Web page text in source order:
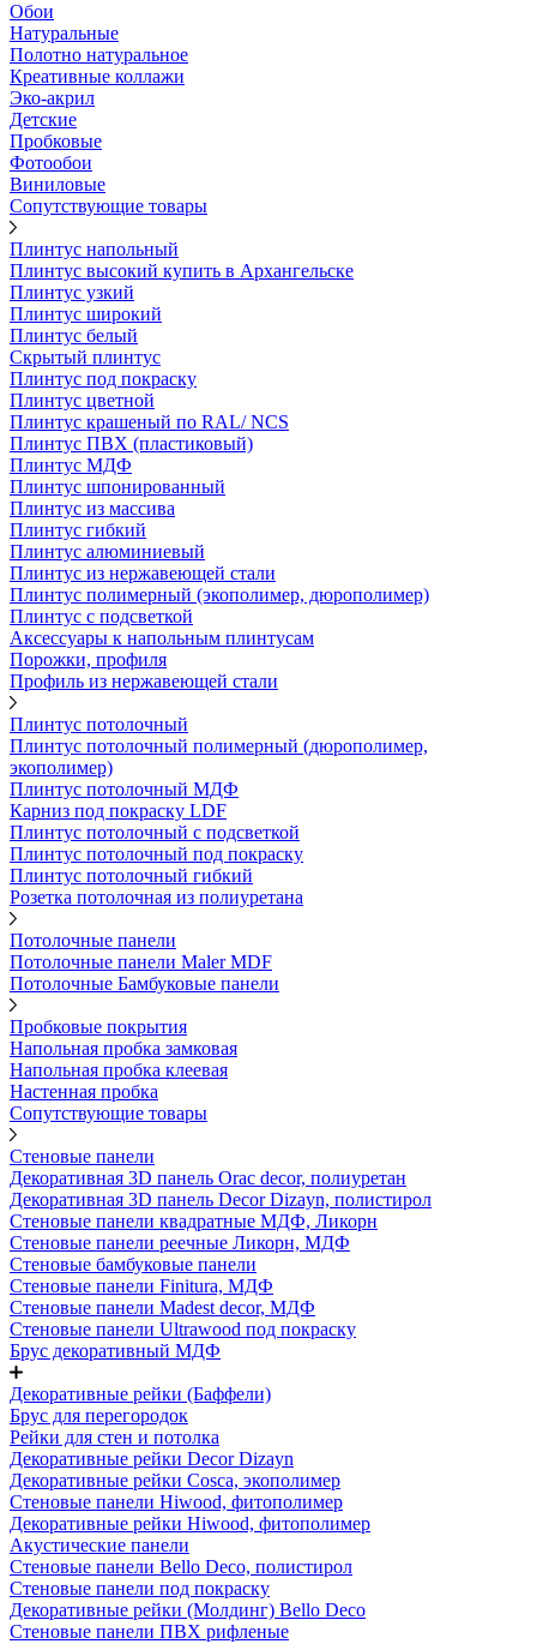
Обои
Натуральные
Полотно натуральное
Креативные коллажи
Эко-акрил
Детские
Пробковые
Фотообои
Виниловые
Сопутствующие товары
Плинтус напольный
Плинтус высокий купить в Архангельске
Плинтус узкий
Плинтус широкий
Плинтус белый
Скрытый плинтус
Плинтус под покраску
Плинтус цветной
Плинтус крашеный по RAL/ NCS
Плинтус ПВХ (пластиковый)
Плинтус МДФ
Плинтус шпонированный
Плинтус из массива
Плинтус гибкий
Плинтус алюминиевый
Плинтус из нержавеющей стали
Плинтус полимерный (экополимер, дюрополимер)
Плинтус с подсветкой
Аксессуары к напольным плинтусам
Порожки, профиля
Профиль из нержавеющей стали
Плинтус потолочный
Плинтус потолочный полимерный (дюрополимер,
экополимер)
Плинтус потолочный МДФ
Карниз под покраску LDF
Плинтус потолочный с подсветкой
Плинтус потолочный под покраску
Плинтус потолочный гибкий
Розетка потолочная из полиуретана
Потолочные панели
Потолочные панели Maler MDF
Потолочные Бамбуковые панели
Пробковые покрытия
Напольная пробка замковая
Напольная пробка клеевая
Настенная пробка
Сопутствующие товары
Стеновые панели
Декоративная 3D панель Orac decor, полиуретан
Декоративная 3D панель Decor Dizayn, полистирол
Стеновые панели квадратные МДФ, Ликорн
Стеновые панели реечные Ликорн, МДФ
Стеновые бамбуковые панели
Стеновые панели Finitura, МДФ
Стеновые панели Madest decor, МДФ
Стеновые панели Ultrawood под покраску
Брус декоративный МДФ
Декоративные рейки (Баффели)
Брус для перегородок
Рейки для стен и потолка
Декоративные рейки Decor Dizayn
Декоративные рейки Cosca, экополимер
Стеновые панели Hiwood, фитополимер
Декоративные рейки Hiwood, фитополимер
Акустические панели
Стеновые панели Bello Deco, полистирол
Стеновые панели под покраску
Декоративные рейки (Молдинг) Bello Deco
Стеновые панели ПВХ рифленые